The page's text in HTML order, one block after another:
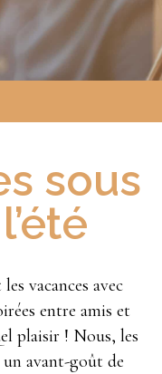
sous
vacances avec
entre amis et
plaisir ! Nous, les
avant-goût de